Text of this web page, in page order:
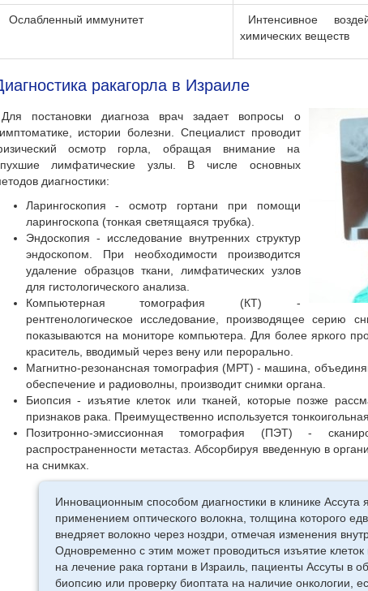
Ослабленный иммунитет
Интенсивное
химических веществ
ракагорла в Израиле
Для постановки диагноза врач задает вопросы о
истории болезни. Специалист проводит
осмотр горла, обращая внимание на
лимфатические узлы. В числе основных
диагностики:
Ларингоскопия - осмотр гортани при помощи
ларингоскопа (тонкая светящаяся трубка).
Эндоскопия - исследование внутренних структур
эндоскопом. При необходимости производится
удаление образцов ткани, лимфатических узлов
для гистологического анализа.
Компьютерная томография (КТ) -
рентгенологическое исследование, производящее серию
показываются на мониторе компьютера. Для более яркого
краситель, вводимый через вену или перорально.
Магнитно-резонансная томография (МРТ) - машина,
обеспечение и радиоволны, производит снимки органа.
Биопсия - изъятие клеток или тканей, которые позже
признаков рака. Преимущественно используется
Позитронно-эмиссионная томография (ПЭТ) -
распространенности метастаз. Абсорбируя введенную в
на снимках.
Инновационным способом диагностики в клинике Ассута
применением оптического волокна, толщина которого
внедряет волокно через ноздри, отмечая изменения
Одновременно с этим может проводиться изъятие
на лечение рака гортани в Израиль, пациенты Ассуты в
биопсию или проверку биоптата на наличие онкологии,